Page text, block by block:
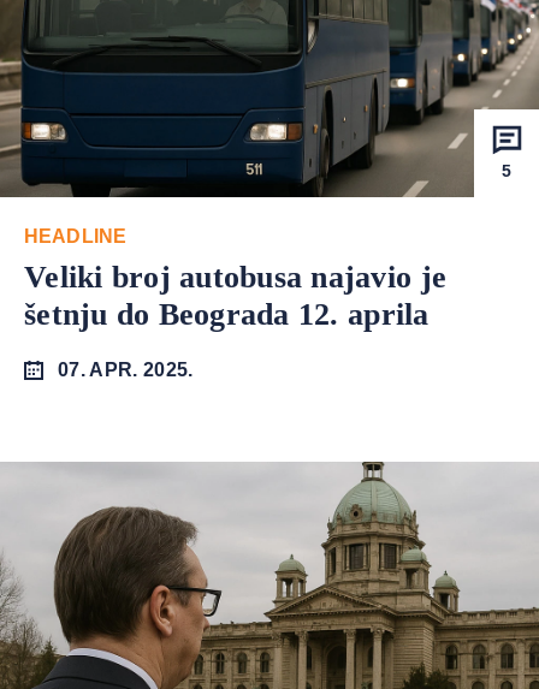
5
HEADLINE
Veliki broj autobusa najavio je
šetnju do Beograda 12. aprila
07. APR. 2025.